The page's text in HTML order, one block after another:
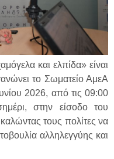
και ελπίδα» είναι
το Σωματείο ΑμεΑ
2026, από τις 09:00
στην είσοδο του
τους πολίτες να
αλληλεγγύης και